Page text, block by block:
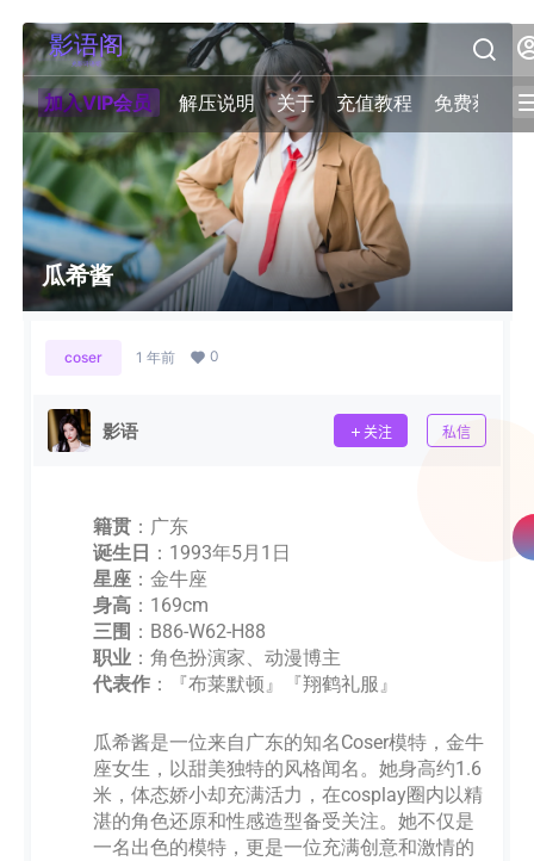
加入VIP会员 解压说明 关于 充值教程 免费获取积
瓜希酱
coser 1 年前 0
影语 关注 私信
籍贯 ：广东
诞生日 ：1993年5月1日
星座 ：金牛座
身高 ：169cm
三围 ：B86-W62-H88
职业 ：角色扮演家、动漫博主
代表作 ：『布莱默顿』『翔鹤礼服』
瓜希酱是一位来自广东的知名Coser模特，金牛
座女生，以甜美独特的风格闻名。她身高约1.6
米，体态娇小却充满活力，在cosplay圈内以精
湛的角色还原和性感造型备受关注。她不仅是
一名出色的模特，更是一位充满创意和激情的